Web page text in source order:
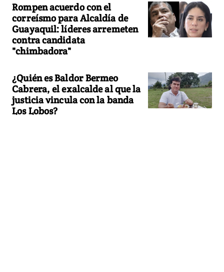
Rompen acuerdo con el
correísmo para Alcaldía de
Guayaquil: líderes arremeten
contra candidata
"chimbadora"
¿Quién es Baldor Bermeo
Cabrera, el exalcalde al que la
justicia vincula con la banda
Los Lobos?